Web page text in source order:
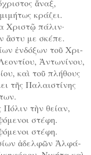
ἄ­ναξ,
κρά­ζει.
πά­λιν·
ἄ­στυ με σκέ­πε.
ἐν­δό­ξων τοῦ Χρι­
Ἀν­τω­νί­νου,
καὶ τοῦ πλή­θους
τῆς Πα­λαι­στί­νης
τὴν θε­ί­αν,
στέ­φη.
στέ­φη.
ἀ­δελ­φῶν Ἀλ­φά­